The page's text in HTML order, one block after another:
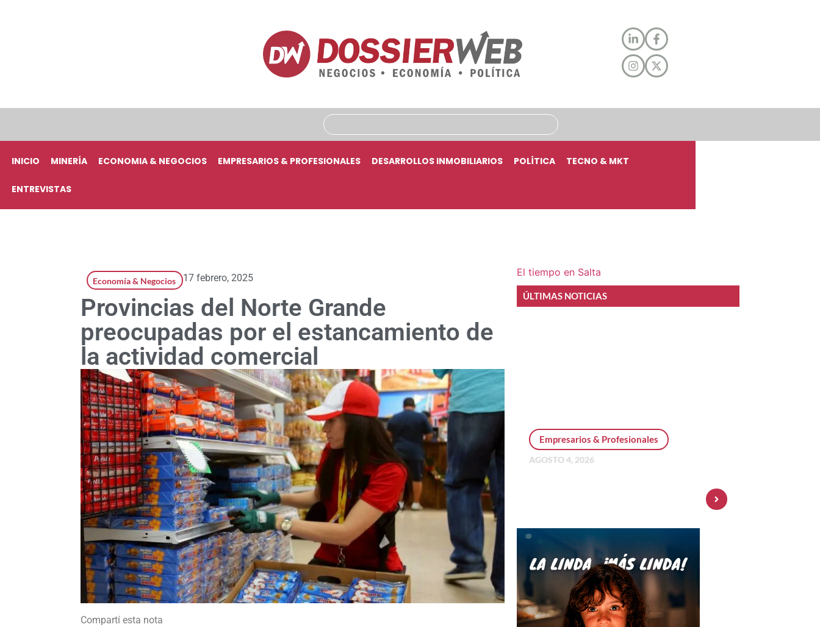
INICIO MINERÍA ECONOMIA & NEGOCIOS EMPRESARIOS & PROFESIONALES DESARROLLOS INMOBILIARIOS POLÍTICA TECNO & MKT
ENTREVISTAS
Economía & Negocios 17 febrero, 2025
Provincias del Norte Grande
preocupadas por el estancamiento de
la actividad comercial
Compartí esta nota
El tiempo en Salta
ÚLTIMAS NOTICIAS
Empresarios & Profesionales
AGOSTO 4, 2026